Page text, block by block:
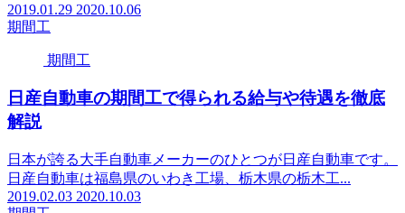
2019.01.29 2020.10.06
期間工
期間工
日産自動車の期間工で得られる給与や待遇を徹底
解説
日本が誇る大手自動車メーカーのひとつが日産自動車です。
日産自動車は福島県のいわき工場、栃木県の栃木工...
2019.02.03 2020.10.03